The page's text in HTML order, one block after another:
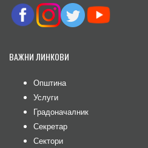
ВАЖНИ ЛИНКОВИ
Општина
Услуги
Градоначалник
Секретар
Сектори